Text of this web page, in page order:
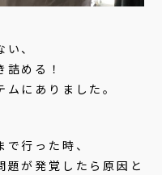
、
める！
にありました。
行った時、
題が発覚したら原因と